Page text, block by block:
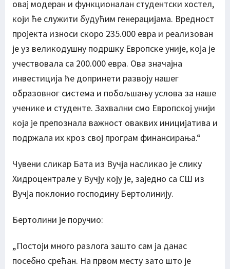
овај модеран и функционалан студентски хостел,
који ће служити будућим генерацијама. Вредност
пројекта износи скоро 235.000 евра и реализован
је уз великодушну подршку Европске уније, која је
учествовала са 200.000 евра. Ова значајна
инвестиција ће допринети развоју нашег
образовног система и побољшању услова за наше
ученике и студенте. Захвални смо Европској унији
која је препознала важност оваквих иницијатива и
подржала их кроз свој програм финансирања.“
Чувени сликар Бата из Вучја насликао је слику
Хидроцентрале у Вучју коју је, заједно са СШ из
Вучја поклонио господину Бертолинију.
Бертолини је поручио:
„Постоји много разлога зашто сам ја данас
посебно срећан. На првом месту зато што је